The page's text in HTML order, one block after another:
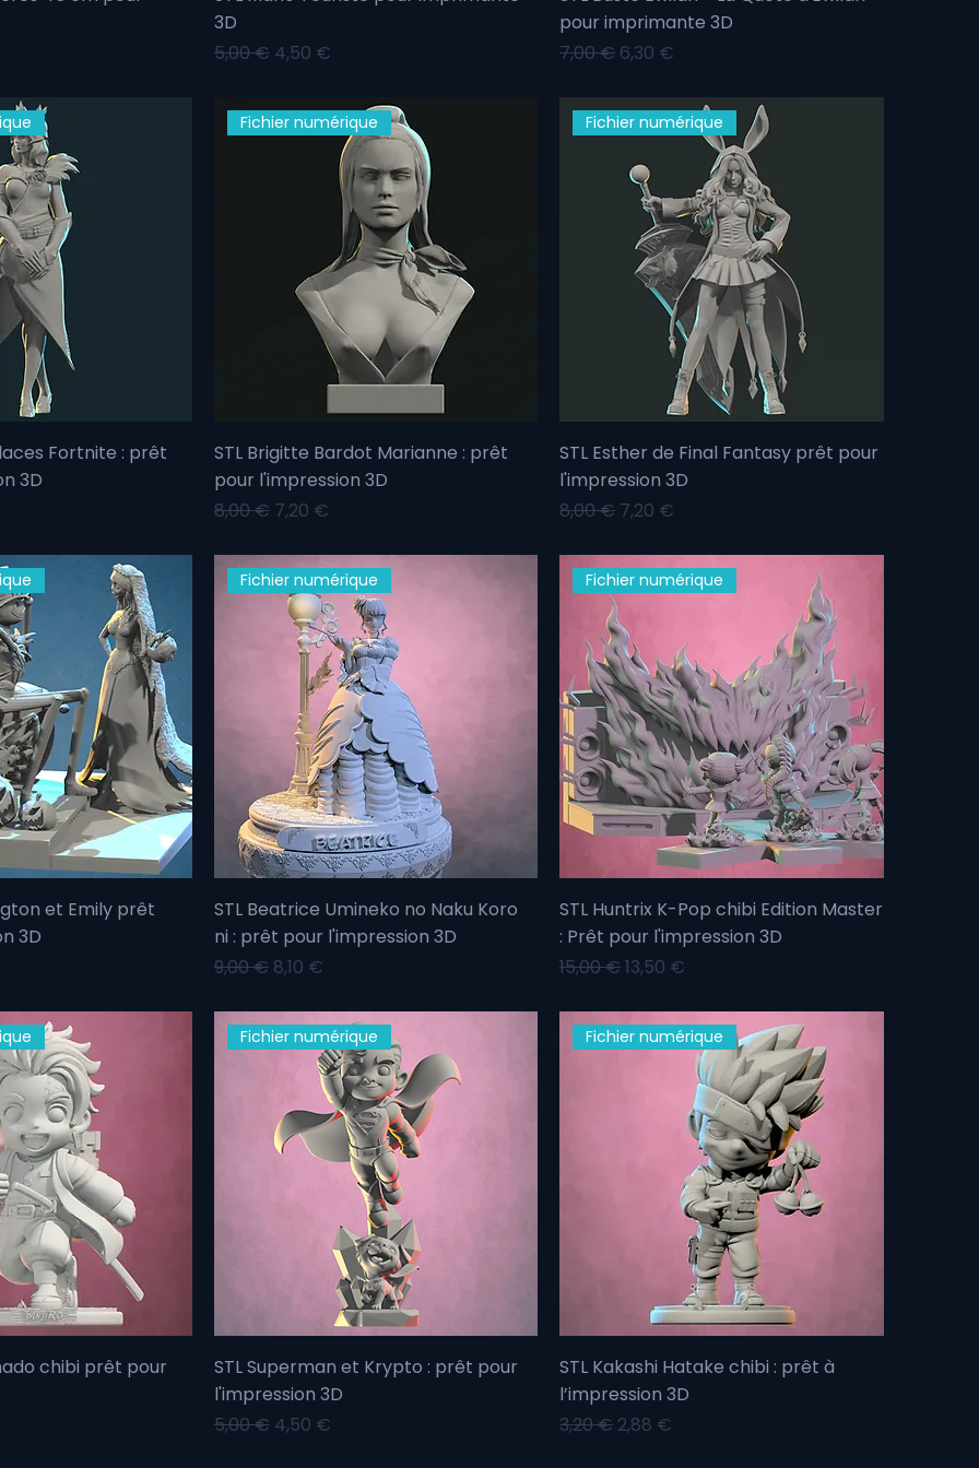
3D
Prix original
5,00 € Prix promotionnel
4,50 €
pour imprimante 3D
Prix original
7,00 € Prix promotionnel
6,30 €
Fortnite : prêt
3D
Fichier numérique
STL Brigitte Bardot Marianne : prêt
pour l'impression 3D
Prix original
8,00 € Prix promotionnel
7,20 €
Fichier numérique
STL Esther de Final Fantasy prêt pour
l'impression 3D
Prix original
8,00 € Prix promotionnel
7,20 €
et Emily prêt
3D
Fichier numérique
STL Beatrice Umineko no Naku Koro
ni : prêt pour l'impression 3D
Prix original
9,00 € Prix promotionnel
8,10 €
Fichier numérique
STL Huntrix K-Pop chibi Edition Master
: Prêt pour l'impression 3D
Prix original
15,00 €Prix promotionnel
13,50 €
chibi prêt pour
Fichier numérique
STL Superman et Krypto : prêt pour
l'impression 3D
Prix original
5,00 € Prix promotionnel
4,50 €
Fichier numérique
STL Kakashi Hatake chibi : prêt à
l’impression 3D
Prix original
3,20 € Prix promotionnel
2,88 €